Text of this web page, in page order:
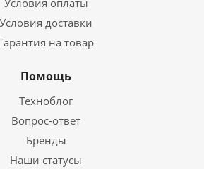
Условия оплаты
Условия доставки
на товар
Помощь
Техноблог
Вопрос-ответ
Бренды
Наши статусы